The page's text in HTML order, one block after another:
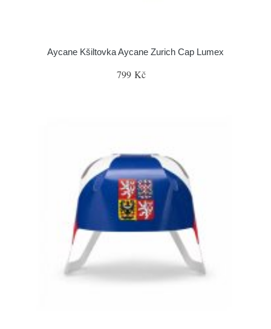
Aycane Kšiltovka Aycane Zurich Cap Lumex
799 Kč